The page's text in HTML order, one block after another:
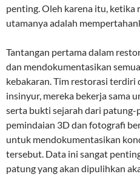
penting. Oleh karena itu,
utamanya adalah
Tantangan pertama dalam
dan mendokumentasikan
kebakaran. Tim restorasi terdiri
insinyur, mereka bekerja sama
serta bukti sejarah dari patung-
pemindaian 3D dan fotografi
untuk mendokumentasikan
tersebut. Data ini sangat
patung yang akan dipulihkan